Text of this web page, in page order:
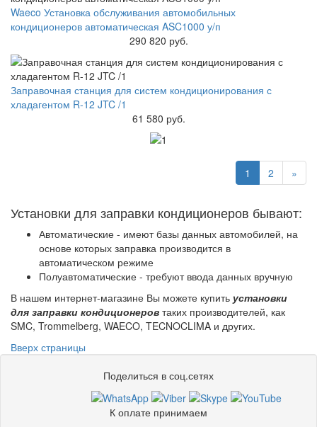
Waeco Установка обслуживания автомобильных
кондиционеров автоматическая ASC1000 у/п
290 820 руб.
Заправочная станция для систем кондиционирования с
хладагентом R-12 JTC /1
61 580 руб.
1 2 »
Установки для заправки кондиционеров бывают:
Автоматические - имеют базы данных автомобилей, на
основе которых заправка производится в
автоматическом режиме
Полуавтоматические - требуют ввода данных вручную
В нашем интернет-магазине Вы можете купить установки
для заправки кондиционеров таких производителей, как
SMC, Trommelberg, WAECO, TECNOCLIMA и других.
Вверх страницы
Поделиться в соц.сетях
К оплате принимаем